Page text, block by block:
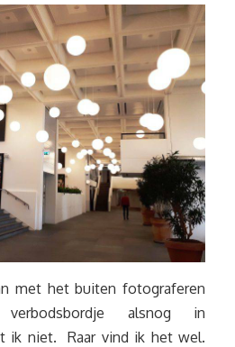
met het buiten fotograferen
alsnog in
ik niet. Raar vind ik het wel.